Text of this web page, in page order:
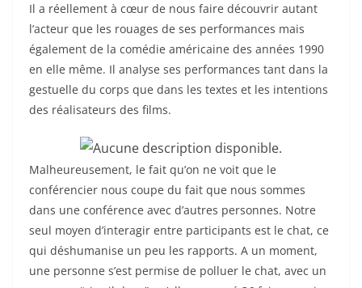
Il a réellement à cœur de nous faire découvrir autant
l’acteur que les rouages de ses performances mais
également de la comédie américaine des années 1990
en elle même. Il analyse ses performances tant dans la
gestuelle du corps que dans les textes et les intentions
des réalisateurs des films.
Malheureusement, le fait qu’on ne voit que le
conférencier nous coupe du fait que nous sommes
dans une conférence avec d’autres personnes. Notre
seul moyen d’interagir entre participants est le chat, ce
qui déshumanise un peu les rapports. A un moment,
une personne s’est permise de polluer le chat, avec un